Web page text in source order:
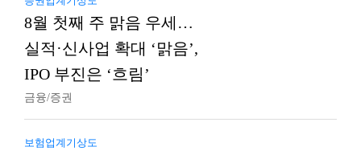
8월 첫째 주 맑음 우세…
실적·신사업 확대 ‘맑음’,
IPO 부진은 ‘흐림’
금융/증권
보험업계기상도